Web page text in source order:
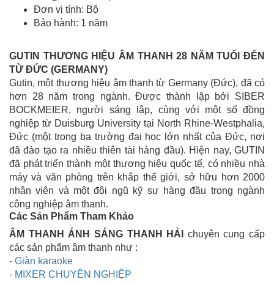
Đơn vị tính: Bộ
Bảo hành: 1 năm
GUTIN THƯƠNG HIỆU ÂM THANH 28 NĂM TUỔI ĐẾN
TỪ ĐỨC (GERMANY)
Gutin, một thương hiệu âm thanh từ Germany (Đức), đã có
hơn 28 năm trong ngành. Được thành lập bởi SIBER
BOCKMEIER, người sáng lập, cùng với một số đồng
nghiệp từ Duisburg University tại North Rhine-Westphalia,
Đức (một trong ba trường đại học lớn nhất của Đức, nơi
đã đào tạo ra nhiều thiên tài hàng đầu). Hiện nay, GUTIN
đã phát triển thành một thương hiệu quốc tế, có nhiều nhà
máy và văn phòng trên khắp thế giới, sở hữu hơn 2000
nhân viên và một đội ngũ kỹ sư hàng đầu trong ngành
công nghiệp âm thanh.
Các Sản Phẩm Tham Khảo
ÂM THANH ÁNH SÁNG THANH HẢI
chuyên cung cấp
các sản phẩm âm thanh như :
- Giàn karaoke
- MIXER CHUYÊN NGHIỆP